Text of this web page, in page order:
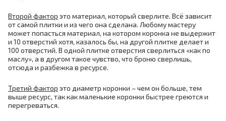
Второй фактор это материал, который сверлите. Всё зависит
от самой плитки и из чего она сделана. Любому мастеру
может попасться материал, на котором коронка не выдержит
и 10 отверстий хотя, казалось бы, на другой плитке делает и
100 отверстий. В одной плитке отверстия сверлиться «как по
маслу», а в другом такое чувство, что броню сверлишь,
отсюда и разбежка в ресурсе.
Третий фактор это диаметр коронки – чем он больше, тем
выше ресурс, так как маленькие коронки быстрее греются и
перегреваться.